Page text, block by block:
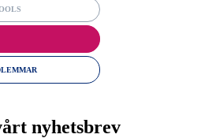
nyhetsbrev